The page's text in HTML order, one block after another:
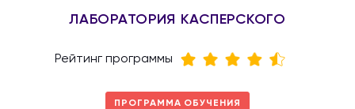
ЛАБОРАТОРИЯ КАСПЕРСКОГО
Рейтинг программы
ПРОГРАММА ОБУЧЕНИЯ